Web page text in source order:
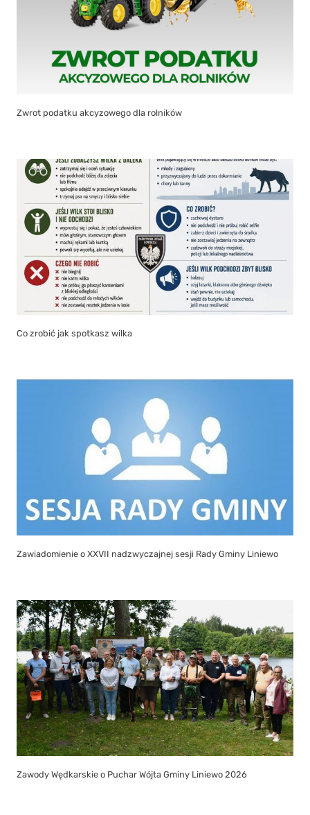
Zwrot podatku akcyzowego dla rolników
Co zrobić jak spotkasz wilka
Zawiadomienie o XXVII nadzwyczajnej sesji Rady Gminy Liniewo
Zawody Wędkarskie o Puchar Wójta Gminy Liniewo 2026